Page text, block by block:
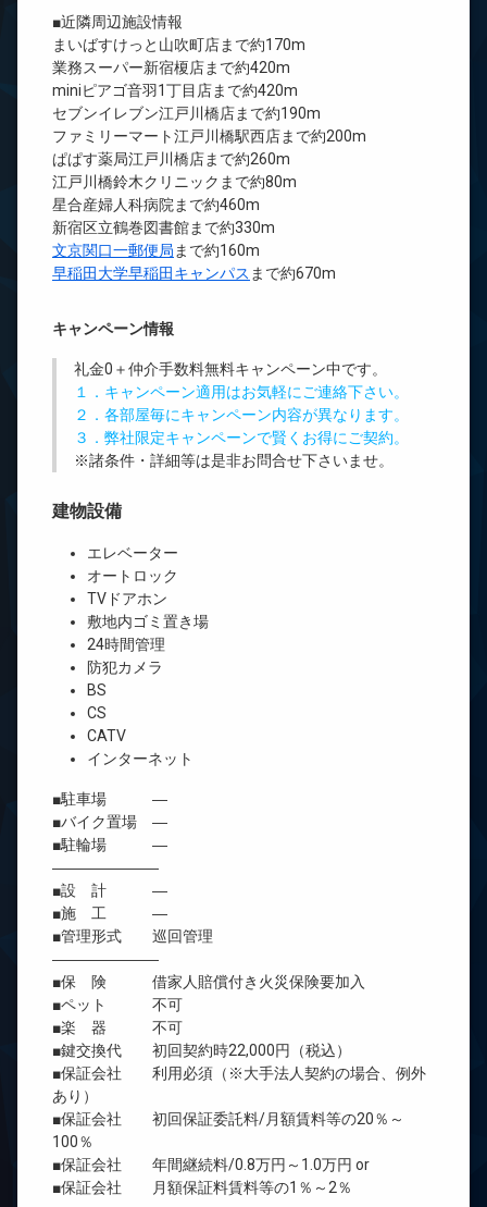
■近隣周辺施設情報
まいばすけっと山吹町店まで約170m
業務スーパー新宿榎店まで約420m
miniピアゴ音羽1丁目店まで約420m
セブンイレブン江戸川橋店まで約190m
ファミリーマート江戸川橋駅西店まで約200m
ぱぱす薬局江戸川橋店まで約260m
江戸川橋鈴木クリニックまで約80m
星合産婦人科病院まで約460m
新宿区立鶴巻図書館まで約330m
文京関口一郵便局 まで約160m
早稲田大学早稲田キャンパス まで約670m
キャンペーン情報
礼金0 ＋仲介手数料無料キャンペーン中です。
１．キャンペーン適用はお気軽にご連絡下さい。
２．各部屋毎にキャンペーン内容が異なります。
３．弊社限定キャンペーンで賢くお得にご契約。
※諸条件・詳細等は是非お問合せ下さいませ。
建物設備
エレベーター
オートロック
TVドアホン
敷地内ゴミ置き場
24時間管理
防犯カメラ
BS
CS
CATV
インターネット
■駐車場 ―
■バイク置場 ―
■駐輪場 ―
―――――――
■設 計 ―
■施 工 ―
■管理形式 巡回管理
―――――――
■保 険 借家人賠償付き火災保険要加入
■ペット 不可
■楽 器 不可
■鍵交換代 初回契約時22,000円（税込）
■保証会社 利用必須（※大手法人契約の場合、例外
あり）
■保証会社 初回保証委託料/月額賃料等の20％～
100％
■保証会社 年間継続料/0.8万円～1.0万円 or
■保証会社 月額保証料賃料等の1％～2％